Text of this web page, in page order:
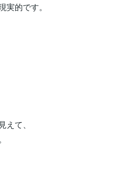
的です。
て、